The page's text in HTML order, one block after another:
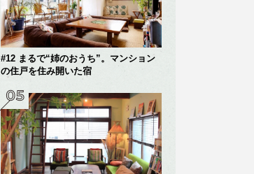
#12 まるで“姉のおうち”。マンション
の住戸を住み開いた宿